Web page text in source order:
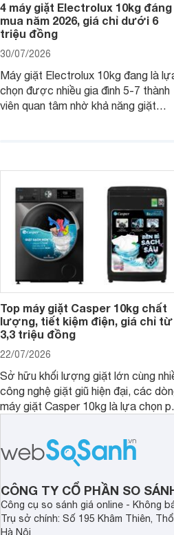
4 máy giặt Electrolux 10kg đáng
mua năm 2026, giá chỉ dưới 6
triệu đồng
30/07/2026
Máy giặt Electrolux 10kg đang là
chọn được nhiều gia đình 5-7 thành
viên quan tâm nhờ khả năng giặt
Top máy giặt Casper 10kg chất
lượng, tiết kiệm điện, giá chỉ từ
3,3 triệu đồng
22/07/2026
Sở hữu khối lượng giặt lớn cùng
công nghệ giặt giũ hiện đại, các
máy giặt Casper 10kg là lựa chọn
CÔNG TY CỔ PHẦN SO
Công cụ so sánh giá online - Không
Trụ sở chính: Số 195 Khâm Thiên,
Hà Nội